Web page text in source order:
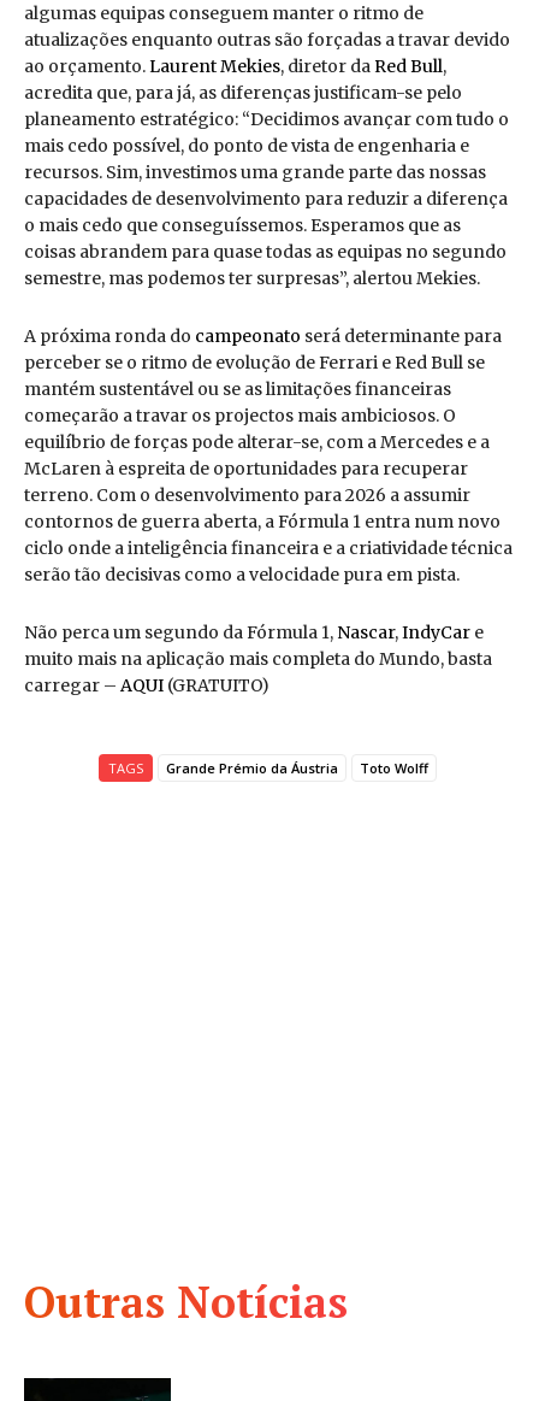
Outras Notícias
algumas equipas conseguem manter o ritmo de
atualizações enquanto outras são forçadas a travar devido
ao orçamento.Laurent Mekies, diretor daRed Bull,
acredita que, para já, as diferenças justificam-se pelo
planeamento estratégico: “Decidimos avançar com tudo o
mais cedo possível, do ponto de vista de engenharia e
recursos. Sim, investimos uma grande parte das nossas
capacidades de desenvolvimento para reduzir a diferença
o mais cedo que conseguíssemos. Esperamos que as
coisas abrandem para quase todas as equipas no segundo
semestre, mas podemos ter surpresas”, alertou Mekies.
A próxima ronda do campeonato será determinante para
perceber se o ritmo de evolução de Ferrari e Red Bull se
mantém sustentável ou se as limitações financeiras
começarão a travar os projectos mais ambiciosos. O
equilíbrio de forças pode alterar-se, com a Mercedes e a
McLaren à espreita de oportunidades para recuperar
terreno. Com o desenvolvimento para 2026 a assumir
contornos de guerra aberta, a Fórmula 1 entra num novo
ciclo onde a inteligência financeira e a criatividade técnica
serão tão decisivas como a velocidade pura em pista.
Não perca um segundo da Fórmula 1, Nascar,IndyCar e
muito mais na aplicação mais completa do Mundo, basta
carregar – AQUI (GRATUITO)
TAGS Grande Prémio da Áustria Toto Wolff